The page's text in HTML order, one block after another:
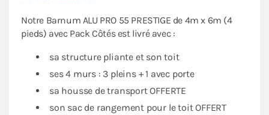
Notre Barnum ALU PRO 55 PRESTIGE de 4m x 6m (4
pieds) avec Pack Côtés est livré avec :
sa structure pliante et son toit
ses 4 murs : 3 pleins + 1 avec porte
sa housse de transport OFFERTE
son sac de rangement pour le toit OFFERT